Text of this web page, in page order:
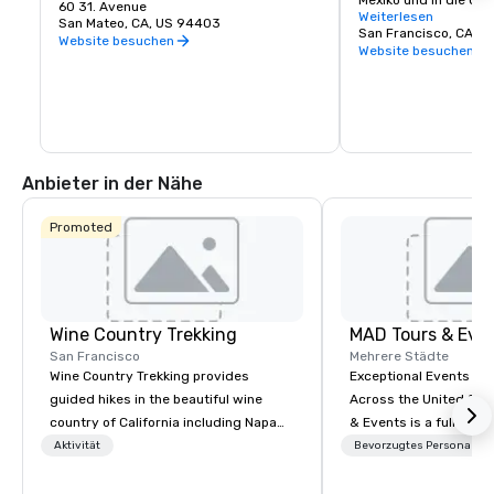
beliebteste Einkaufsziel der Halbinsel.
60 31. Avenue
San Mateo, CA, US 94403
Website besuchen
Einrichtungen,
Restaurants und
Weiterlesen
San Francisco, CA,
Website besuchen
Anbieter in der Nähe
Promoted
Wine Country Trekking
San Francisco
Wine Country Trekking provides
guided hikes in the beautiful wine
country of California including Napa
and Sonoma Valleys. These
Aktivität
MAD Tours &
Mehrere Städte
Exceptional Events &
Across the United States! MAD
& Events is a full-
Management
Bevorzugtes Personal